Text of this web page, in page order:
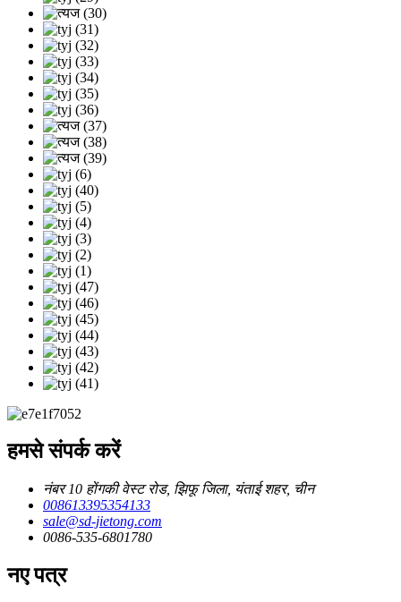
हमसे संपर्क करें
नंबर 10 होंगकी वेस्ट रोड, झिफू जिला, यंताई शहर, चीन
008613395354133
sale@sd-jietong.com
0086-535-6801780
नए पत्र